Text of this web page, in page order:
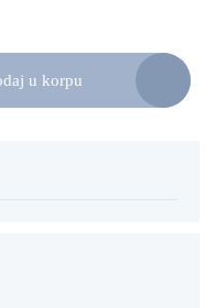
u korpu